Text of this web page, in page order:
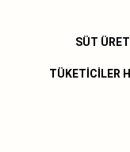
SÜT
TÜKETİCİLER
21